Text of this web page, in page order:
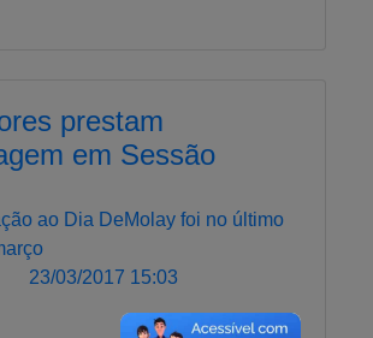
prestam
em Sessão
ao Dia DeMolay foi no último
23/03/2017 15:03